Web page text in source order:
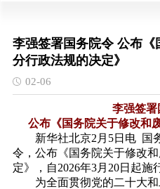
李强签署国务院令 公布
分行政法规的决定》
02-06
李强签署
公布《国务院关于修改和
新华社北京2月5日电 国务
令，公布《国务院关于修改
定》
，自2026年3月20日起施
为全面贯彻党的二十大和